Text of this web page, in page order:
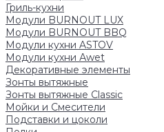
Гриль-кухни
Модули BURNOUT LUX
Модули BURNOUT BBQ
Модули кухни ASTOV
Модули кухни Аwet
Декоративные элементы
Зонты вытяжные
Зонты вытяжные Classic
Мойки и Смесители
Подставки и цоколи